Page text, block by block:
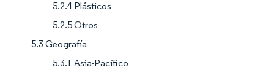
5.2.4 Plásticos
5.2.5 Otros
5.3 Geografía
5.3.1 Asia-Pacífico